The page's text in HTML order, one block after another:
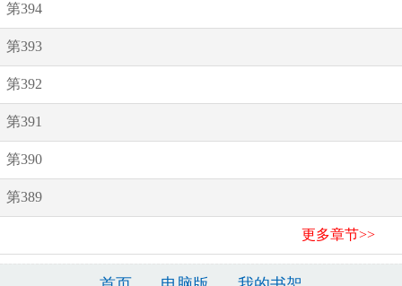
第394
第393
第392
第391
第390
第389
更多章节>>